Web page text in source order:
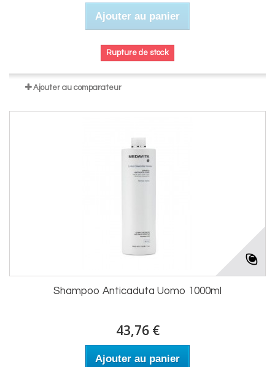
Ajouter au panier
Rupture de stock
Ajouter au comparateur
Shampoo Anticaduta Uomo 1000ml
43,76 €
Ajouter au panier